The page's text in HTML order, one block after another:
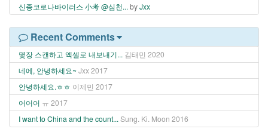
신종코로나바이러스 小考 @심천... byJxx
Recent Comments
몇장 스캔하고 엑셀로 내보내기... 김태민 2020
네에, 안녕하세요~ Jxx2017
안녕하세요.ㅎㅎ 이제민 2017
어어어 ㅠ 2017
I want to China and the count... Sung. Ki. Moon 2016